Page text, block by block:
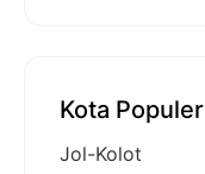
Kota Populer
Jol-Kolot